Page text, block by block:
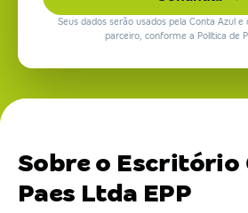
Seus dados serão usados pela Conta Azul
parceiro, conforme a Política de
Sobre o Escritório
Paes Ltda EPP